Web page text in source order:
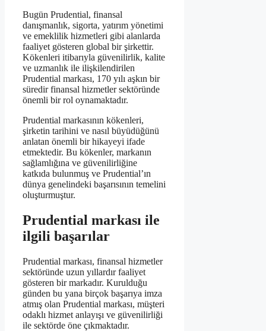
Bugün Prudential, finansal
danışmanlık, sigorta, yatırım yönetimi
ve emeklilik hizmetleri gibi alanlarda
faaliyet gösteren global bir şirkettir.
Kökenleri itibarıyla güvenilirlik, kalite
ve uzmanlık ile ilişkilendirilen
Prudential markası, 170 yılı aşkın bir
süredir finansal hizmetler sektöründe
önemli bir rol oynamaktadır.
Prudential markasının kökenleri,
şirketin tarihini ve nasıl büyüdüğünü
anlatan önemli bir hikayeyi ifade
etmektedir. Bu kökenler, markanın
sağlamlığına ve güvenilirliğine
katkıda bulunmuş ve Prudential’ın
dünya genelindeki başarısının temelini
oluşturmuştur.
Prudential markası ile
ilgili başarılar
Prudential markası, finansal hizmetler
sektöründe uzun yıllardır faaliyet
gösteren bir markadır. Kurulduğu
günden bu yana birçok başarıya imza
atmış olan Prudential markası, müşteri
odaklı hizmet anlayışı ve güvenilirliği
ile sektörde öne çıkmaktadır.